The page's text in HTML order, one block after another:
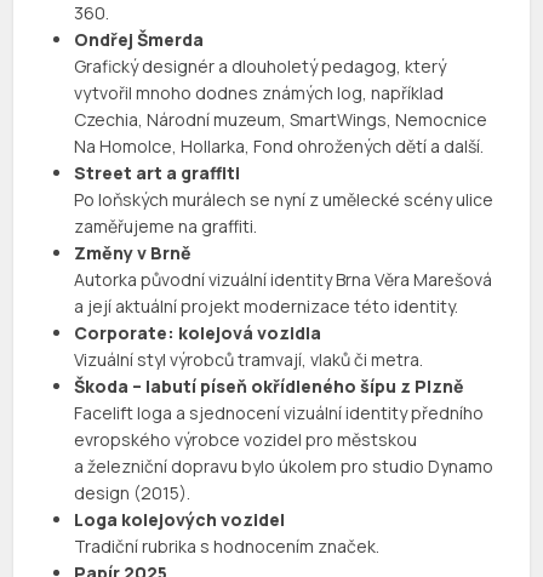
360.
Ondřej Šmerda
Grafický designér a dlouholetý pedagog, který
vytvořil mnoho dodnes známých log, například
Czechia, Národní muzeum, SmartWings, Nemocnice
Na Homolce, Hollarka, Fond ohrožených dětí a další.
Street art a graffiti
Po loňských murálech se nyní z umělecké scény ulice
zaměřujeme na graffiti.
Změny v Brně
Autorka původní vizuální identity Brna Věra Marešová
a její aktuální projekt modernizace této identity.
Corporate: kolejová vozidla
Vizuální styl výrobců tramvají, vlaků či metra.
Škoda – labutí píseň okřídleného šípu z Plzně
Facelift loga a sjednocení vizuální identity předního
evropského výrobce vozidel pro městskou
a železniční dopravu bylo úkolem pro studio Dynamo
design (2015).
Loga kolejových vozidel
Tradiční rubrika s hodnocením značek.